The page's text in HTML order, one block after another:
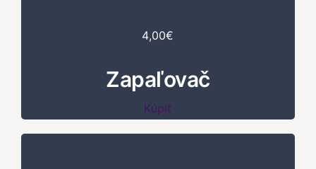
4,00€
Zapaľovač
Kúpiť